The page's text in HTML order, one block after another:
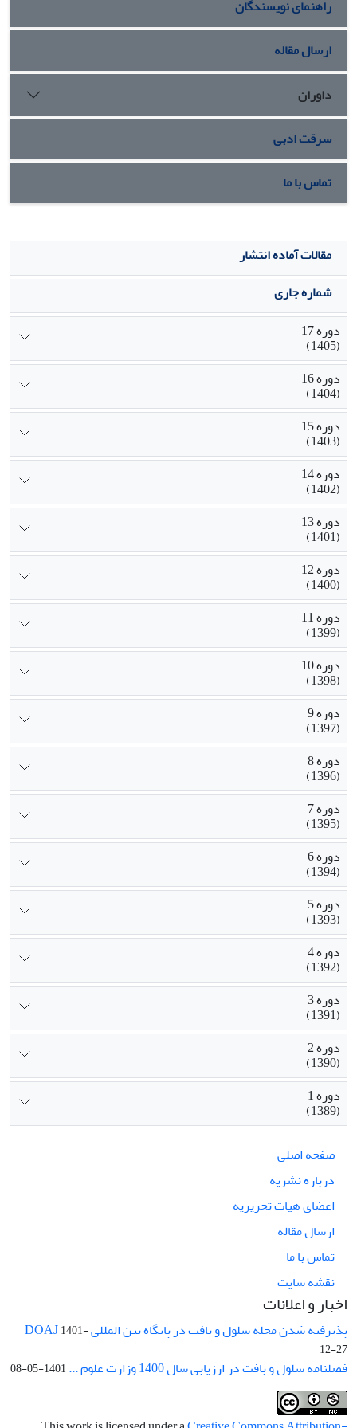
و گیاه در پاسخ به این تنش میزان قند خود را نیز افزایش
می‌دهد.
راهنمای نویسندگان
ارسال مقاله
داوران
سرقت ادبی
تماس با ما
مقالات آماده انتشار
شماره جاری
دوره 17
(1405)
دوره 16
(1404)
دوره 15
(1403)
دوره 14
(1402)
دوره 13
(1401)
دوره 12
(1400)
دوره 11
(1399)
دوره 10
(1398)
دوره 9
(1397)
دوره 8
(1396)
دوره 7
(1395)
دوره 6
(1394)
دوره 5
(1393)
دوره 4
(1392)
دوره 3
(1391)
دوره 2
(1390)
دوره 1
(1389)
صفحه اصلی
درباره نشریه
اعضای هیات تحریریه
ارسال مقاله
تماس با ما
نقشه سایت
اخبار و اعلانات
پذیرفته شدن مجله سلول و بافت در پایگاه بین المللی DOAJ1401-
12-27
فصلنامه سلول و بافت در ارزیابی سال 1400 وزارت علوم ... 1401-05-08